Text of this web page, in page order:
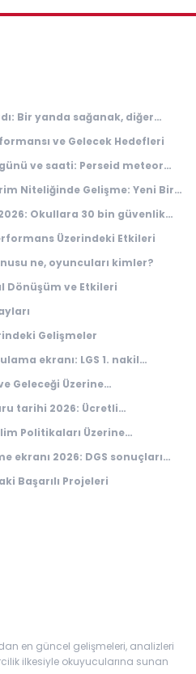
Bir yanda sağanak, diğer
ve Gelecek Hedefleri
ve saati: Perseid meteor
Niteliğinde Gelişme: Yeni Bir
2026: Okullara 30 bin güvenlik
Üzerindeki Etkileri
ne, oyuncuları kimler?
Dönüşüm ve Etkileri
Gelişmeler
ekranı: LGS 1. nakil
Geleceği Üzerine
tarihi 2026: Ücretli
Politikaları Üzerine
ekranı 2026: DGS sonuçları
Başarılı Projeleri
en güncel gelişmeleri, analizleri
ilkesiyle okuyucularına sunan